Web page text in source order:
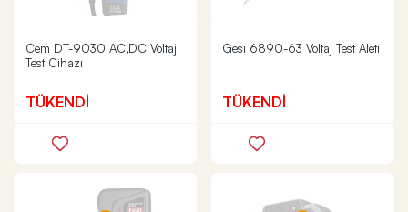
Cem DT-9030 AC,DC Voltaj
Test Cihazı
TÜKENDİ
Gesi 6890-63 Voltaj Test Aleti
TÜKENDİ